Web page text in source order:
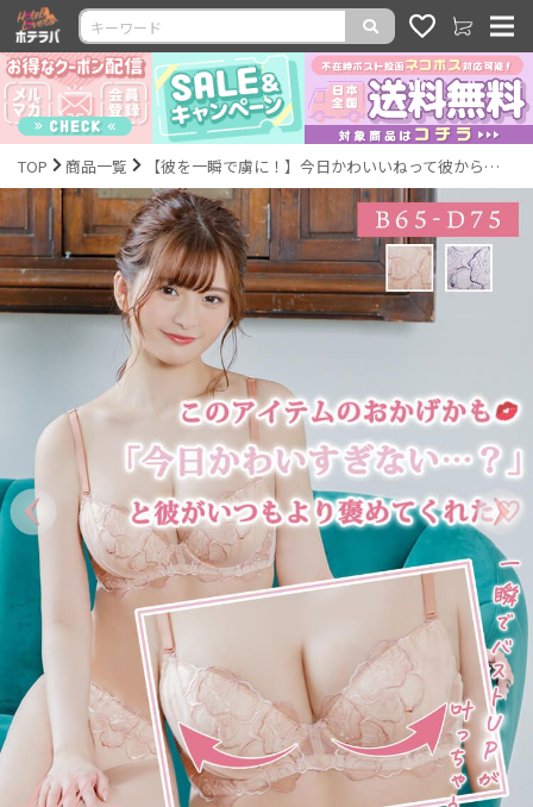
TOP 商品一覧 【彼を一瞬で虜に！】今日かわいいねって彼から褒められるブラセット＆フルバックショーツ